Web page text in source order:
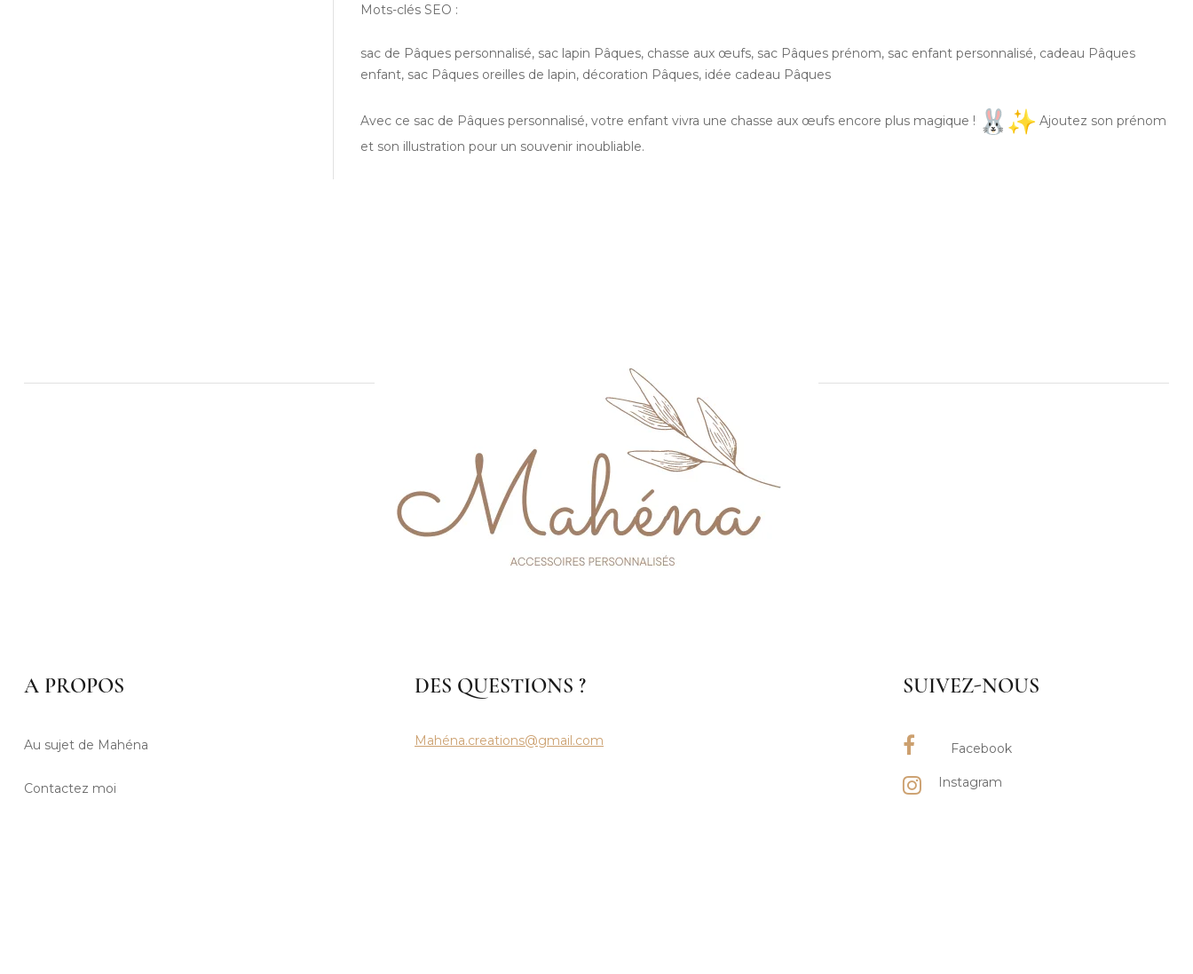
Mots-clés SEO :
sac de Pâques personnalisé, sac lapin Pâques, chasse aux œufs, sac Pâques prénom, sac enfant personnalisé, cadeau Pâques
enfant, sac Pâques oreilles de lapin, décoration Pâques, idée cadeau Pâques
Avec ce sac de Pâques personnalisé, votre enfant vivra une chasse aux œufs encore plus magique !
Ajoutez son prénom
et son illustration pour un souvenir inoubliable.
A PROPOS
Au sujet de Mahéna
Contactez moi
DES QUESTIONS ?
Mahéna.creations@gmail.com
SUIVEZ-NOUS
Facebook
Instagram